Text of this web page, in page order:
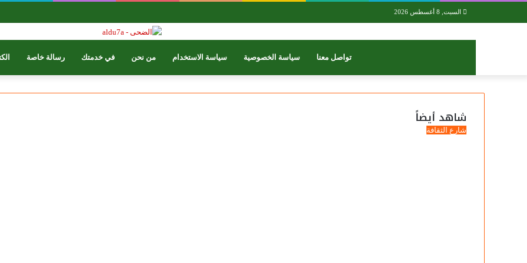
السبت, 8 أغسطس 2026
رسالة خاصة في خدمتك من نحن سياسة الاستخدام سياسة الخصوصية تواصل معنا
شاهد أيضاً
إغلاق
شارع الثقافة